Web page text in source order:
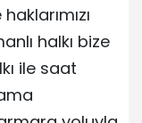
halkı bize
ile saat